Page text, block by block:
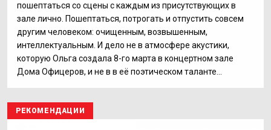
пошептаться со сцены с каждым из присутствующих в
зале лично. Пошептаться, потрогать и отпустить совсем
другим человеком: очищенным, возвышенным,
интеллектуальным. И дело не в атмосфере акустики,
которую Ольга создала 8-го марта в концертном зале
Дома Офицеров, и не в в её поэтическом таланте...
РЕКОМЕНДАЦИИ